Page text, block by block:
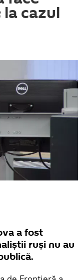
cazul
a fost
ruși nu au